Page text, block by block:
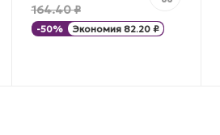
164.40₽
-50% Экономия 82.20₽